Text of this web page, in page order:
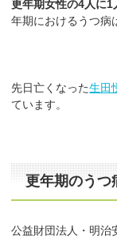
更年期女性の4人に1
年期におけるうつ病
先日亡くなった生田
ています。
更年期のうつ
公益財団法人・明治